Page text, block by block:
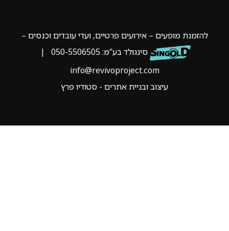
להזמנת מופעים – אירועים פרטיים, ועדי עובדים וכנסים –
סינגולד בע”מ:
|
info@revivoproject.com
עיצוב ובניית אתרים - סטודיו פרץ